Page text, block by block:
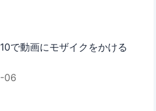
で動画にモザイクをかける
06